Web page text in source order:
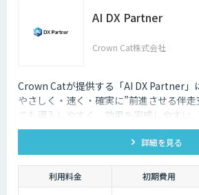
AI DX Partner
Crown Cat株式会社
Crown Catが提供する「AI DX Partner」
やさしく・速く・確実に”前進させる伴
でも導入しやすく、効果を実感しやすい
るDX支援サービスです。 AI DX Partner
で培ったノウハウをベースに、 地方・中
的なDX”を設計・実装・運用まで一貫し
たちは、コンサル×開発×AIの力で、現場
うどいいDX』を実現します。
詳細を見る
利用料金 初期費用